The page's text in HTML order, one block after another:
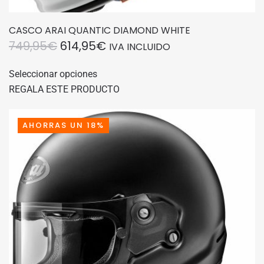
CASCO ARAI QUANTIC DIAMOND WHITE
749,95€ EL
ORIGINAL
749,95€.
614,95€EL
614,95€.
IVA INCLUIDO
Seleccionar opcionesproducto
tiene
variantes.
Las
elegir
en
página
de
REGALA ESTE PRODUCTO
AHORRAS UN 18%